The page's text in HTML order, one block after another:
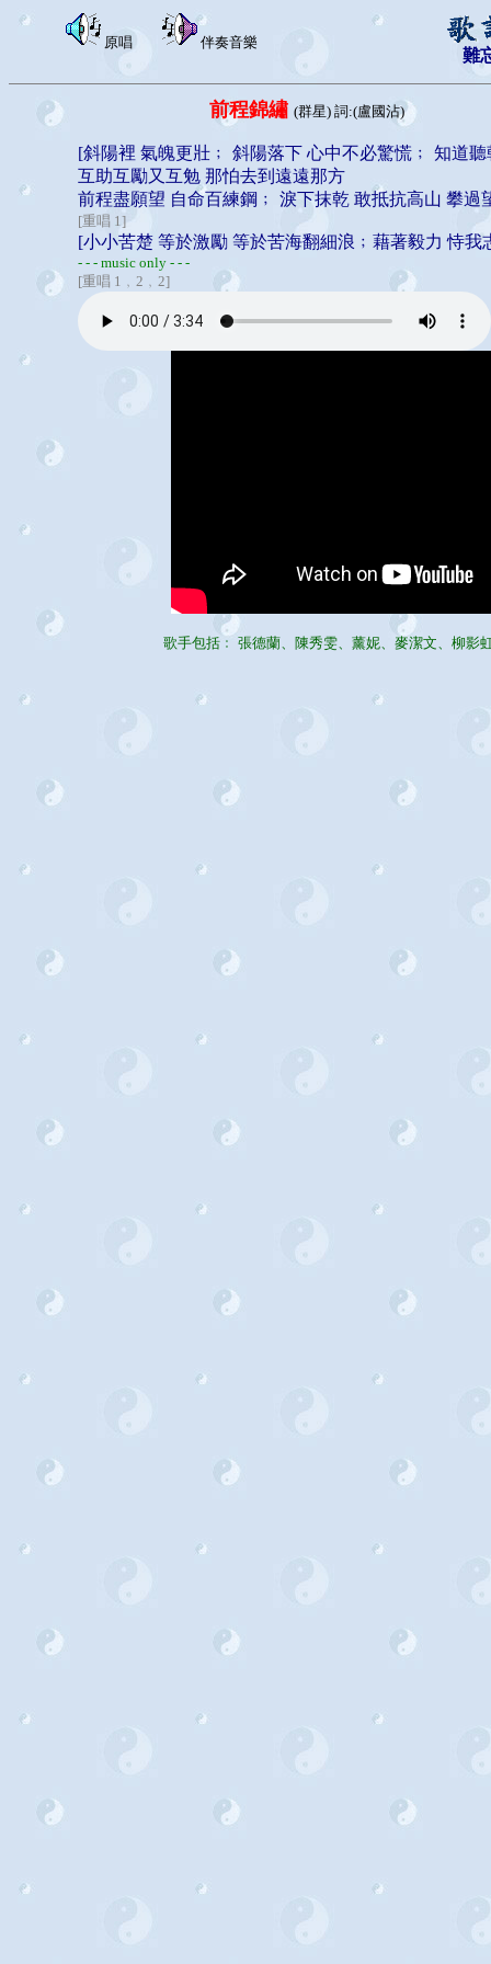
原唱 伴奏音樂
難
前程錦繡 (群星) 詞:(盧國沾)
[斜陽裡 氣魄更壯﹔ 斜陽落下 心中不必驚慌﹔ 知道
互助互勵又互勉 那怕去到遠遠那方
前程盡願望 自命百練鋼﹔ 淚下抹乾 敢抵抗高山 攀過
[重唱 1]
[小小苦楚 等於激勵 等於苦海翻細浪﹔藉著毅力 恃我
- - - music only - - -
[重唱 1﹐2﹐2]
歌手包括﹕ 張德蘭、陳秀雯、薰妮、麥潔文、柳影